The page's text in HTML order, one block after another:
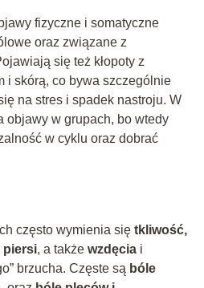
fizyczne i somatyczne
oraz związane z
się też kłopoty z
i skórą, co bywa szczególnie
na stres i spadek nastroju. W
objawy w grupach, bo wtedy
w cyklu oraz dobrać
często wymienia się tkliwość,
piersi, a także wzdęciai
brzucha. Częste są bóle